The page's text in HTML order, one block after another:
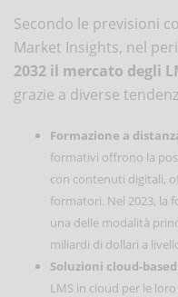
Secondo le previsioni
Market Insights, nel
2032 il mercato degli
grazie a diverse
Formazione a
formativi offrono la
con contenuti digitali,
formatori. Nel 2023, la
una delle modalità
miliardi di dollari a
Soluzioni cloud-
LMS in cloud per le